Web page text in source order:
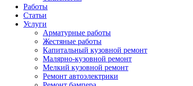
Работы
Статьи
Услуги
Арматурные работы
Жестяные работы
Капитальный кузовной ремонт
Малярно-кузовной ремонт
Мелкий кузовной ремонт
Ремонт автоэлектрики